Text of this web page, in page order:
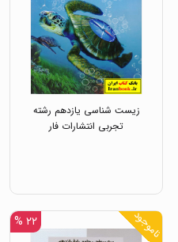
زیست شناسی یازدهم رشته
تجربی انتشارات فار
ناموجود ۲۲ %